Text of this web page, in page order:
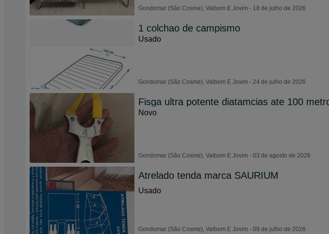
Gondomar (São Cosme), Valbom E Jovim - 18 de julho de 2026
1 colchao de campismo
Usado
Gondomar (São Cosme), Valbom E Jovim - 24 de julho de 2026
Fisga ultra potente diatamcias ate 100
Novo
Gondomar (São Cosme), Valbom E Jovim - 03 de agosto de 2026
Atrelado tenda marca SAURIUM
Usado
Gondomar (São Cosme), Valbom E Jovim - 09 de julho de 2026